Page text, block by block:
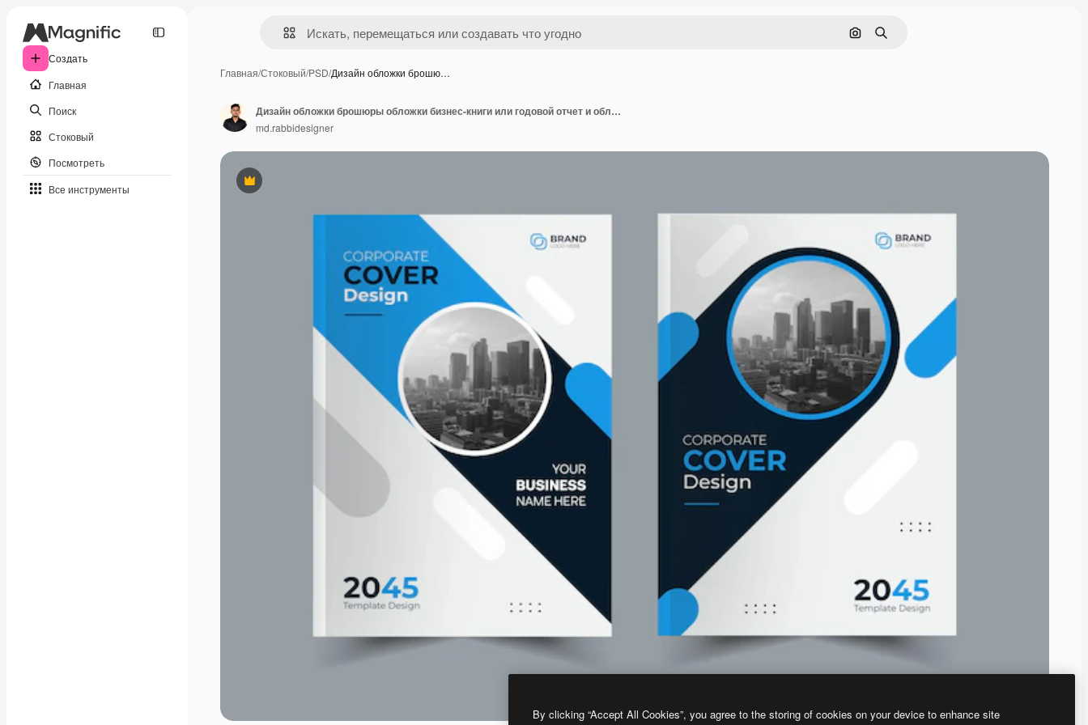
Создать
Главная
Поиск
Стоковый
Посмотреть
Все инструменты
Поиск по изображению
Поиск
Главная/Стоковый/PSD/Дизайн обложки брошю…
Премиум
Дизайн обложки брошюры обложки бизнес-книги или годовой отчет и обложка профиля компании и букле
md.rabbidesigner
By clicking “Accept All Cookies”, you agree to the storing of cookies on your device to enhance site